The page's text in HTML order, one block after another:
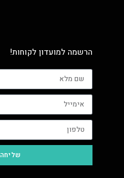
הרשמה למועדון לקוחות!
שליחה